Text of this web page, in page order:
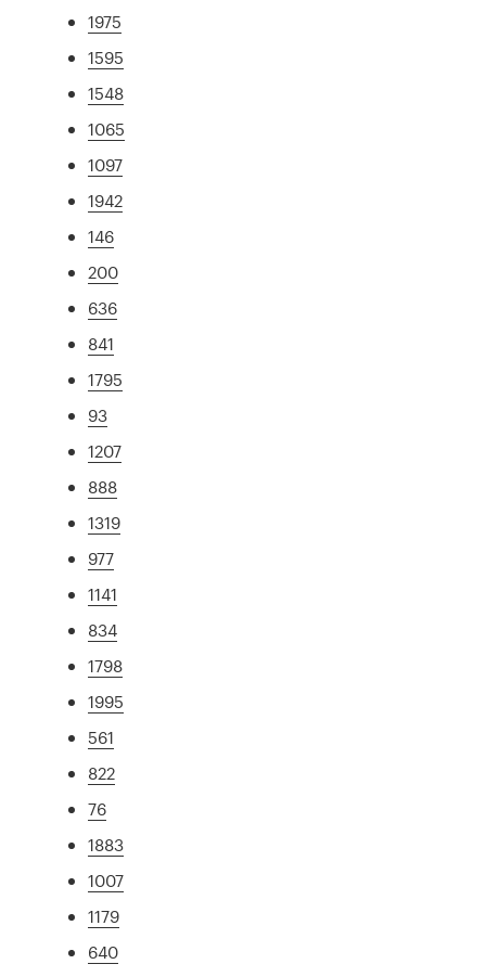
1975
1595
1548
1065
1097
1942
146
200
636
841
1795
93
1207
888
1319
977
1141
834
1798
1995
561
822
76
1883
1007
1179
640